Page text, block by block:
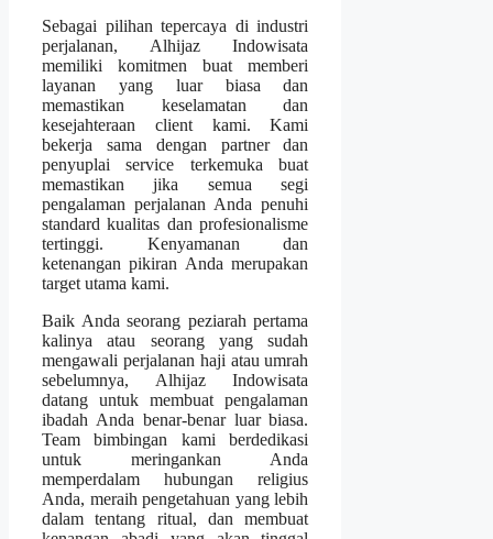
Sebagai pilihan tepercaya di industri
perjalanan, Alhijaz Indowisata
memiliki komitmen buat memberi
layanan yang luar biasa dan
memastikan keselamatan dan
kesejahteraan client kami. Kami
bekerja sama dengan partner dan
penyuplai service terkemuka buat
memastikan jika semua segi
pengalaman perjalanan Anda penuhi
standard kualitas dan profesionalisme
tertinggi. Kenyamanan dan
ketenangan pikiran Anda merupakan
target utama kami.
Baik Anda seorang peziarah pertama
kalinya atau seorang yang sudah
mengawali perjalanan haji atau umrah
sebelumnya, Alhijaz Indowisata
datang untuk membuat pengalaman
ibadah Anda benar-benar luar biasa.
Team bimbingan kami berdedikasi
untuk meringankan Anda
memperdalam hubungan religius
Anda, meraih pengetahuan yang lebih
dalam tentang ritual, dan membuat